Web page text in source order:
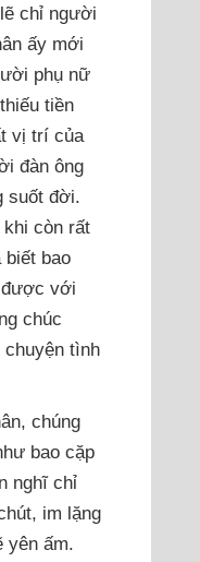
chỉ người
ấy mới
phụ nữ
tiền
vị trí của
đàn ông
suốt đời.
còn rất
biết bao
được với
chúc
tình
chúng
bao cặp
nghĩ chỉ
im lặng
yên ấm.